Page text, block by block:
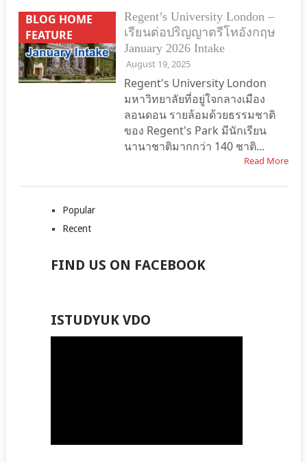
BLOG HOME
FEATURE
Regent’s University London –
เรียนต่อปริญญาตรีโทอังกฤษ
January 2026 Intake
August 19, 2025
Regent's University London
มหาวิทยาลัยที่อยู่ใจกลางเมือง
ลอนดอน รายล้อมด้วยธรรมชาติ
ของ Regent's Park มีนักเรียน
นานาชาติมากกว่า 140 ชาติ...
Read More
Popular
Recent
FIND US ON FACEBOOK
ISTUDYUK VDO